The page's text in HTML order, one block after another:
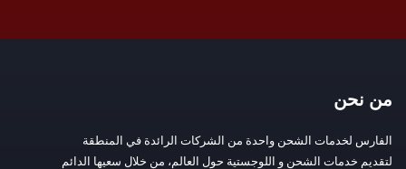
من نحن
الفارس لخدمات الشحن واحدة من الشركات الرائدة في المنطقة
لتقديم خدمات الشحن و اللوجستية حول العالم، من خلال سعيها الدائم